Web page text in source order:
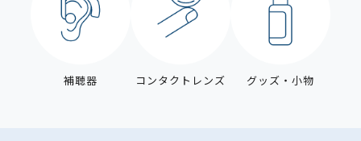
補聴器 コンタクトレンズ グッズ・小物